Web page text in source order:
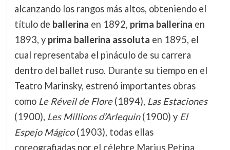
alcanzando los rangos más altos, obteniendo el
título de ballerina en 1892, prima ballerina en
1893, y prima ballerina assoluta en 1895, el
cual representaba el pináculo de su carrera
dentro del ballet ruso. Durante su tiempo en el
Teatro Marinsky, estrenó importantes obras
como Le Réveil de Flore(1894), Las Estaciones
(1900), Les Millions d’Arlequin(1900) y El
Espejo Mágico(1903), todas ellas
coreografiadas por el célebre Marius Petipa,